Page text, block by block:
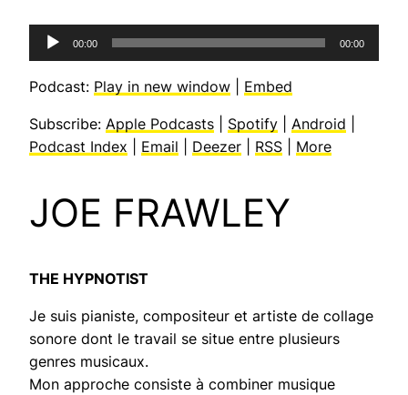
Lecteur
audio
00:00 00:00
Podcast: Play in new window Embed
Subscribe: Apple Podcasts Spotify Android
Podcast Index
Email Deezer RSS More
JOE FRAWLEY
THE HYPNOTIST
Je suis pianiste, compositeur et artiste de collage
sonore dont le travail se situe entre plusieurs
genres musicaux.
Mon approche consiste à combiner musique